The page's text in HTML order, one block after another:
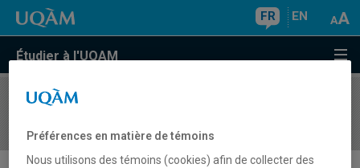
FR EN
Étudier à l'UQAM
COURS//
Préférences en matière de témoins
Nous utilisons des témoins (cookies) afin de collecter des